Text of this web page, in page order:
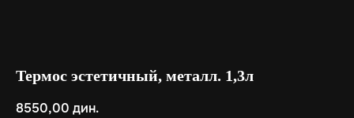
Термос эстетичный, металл. 1,3л
8550,00 дин.